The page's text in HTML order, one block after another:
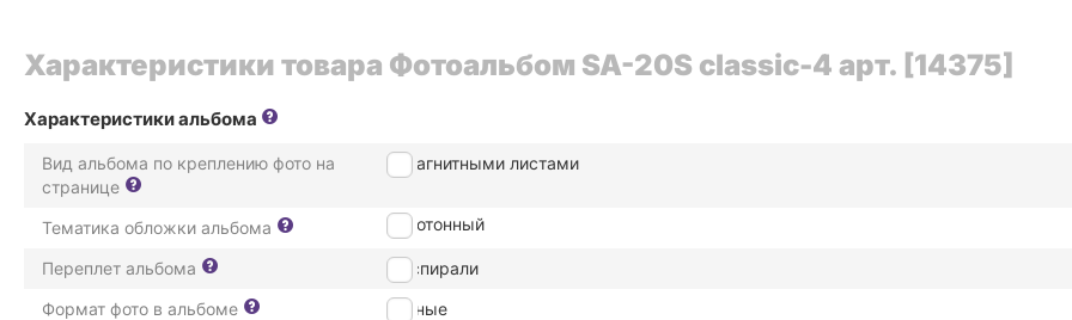
Характеристики товара Фотоальбом SA-20S classic-4 арт. [14375]
Характеристики альбома
Вид альбома по креплению фото на
странице
С магнитными листами
Тематика обложки альбома однотонный
Переплет альбома
на спирали
Формат фото в альбоме
разные